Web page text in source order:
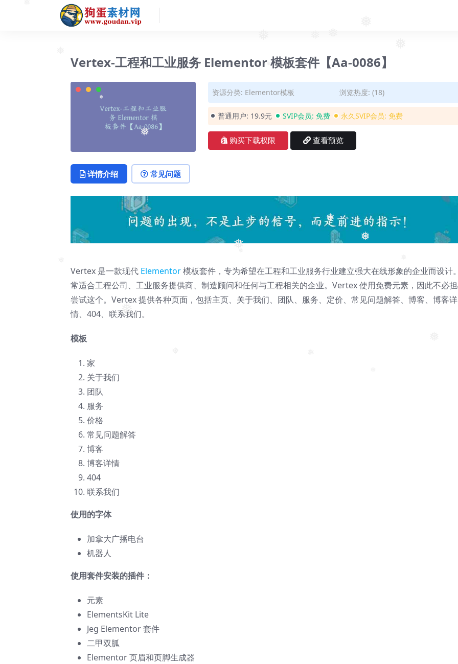
❅
❅
❅
❅
❅
❅
❅
Vertex-工程和工业服务 Elementor 模板套件【Aa-0086】
资源分类: Elementor模板 浏览热度: (18)
普通用户: 19.9元 SVIP会员: 免费 永久SVIP会员: 免费
购买下载权限 查看预览
详情介绍 常见问题
Vertex 是一款现代 Elementor模板套件，专为希望在工程和工业服务行业建立强大在线形象的企业而设计
常适合工程公司、工业服务提供商、制造顾问和任何与工程相关的企业。Vertex 使用免费元素，因此不必
尝试这个。Vertex 提供各种页面，包括主页、关于我们、团队、服务、定价、常见问题解答、博客、博客详
情、404、联系我们。
模板
家
关于我们
团队
服务
价格
常见问题解答
博客
博客详情
404
联系我们
使用的字体
加拿大广播电台
机器人
使用套件安装的插件：
元素
ElementsKit Lite
Jeg Elementor 套件
二甲双胍
Elementor 页眉和页脚生成器